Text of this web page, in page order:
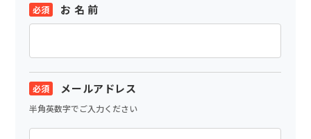
お 名 前
メールアドレス
半角英数字でご入力ください